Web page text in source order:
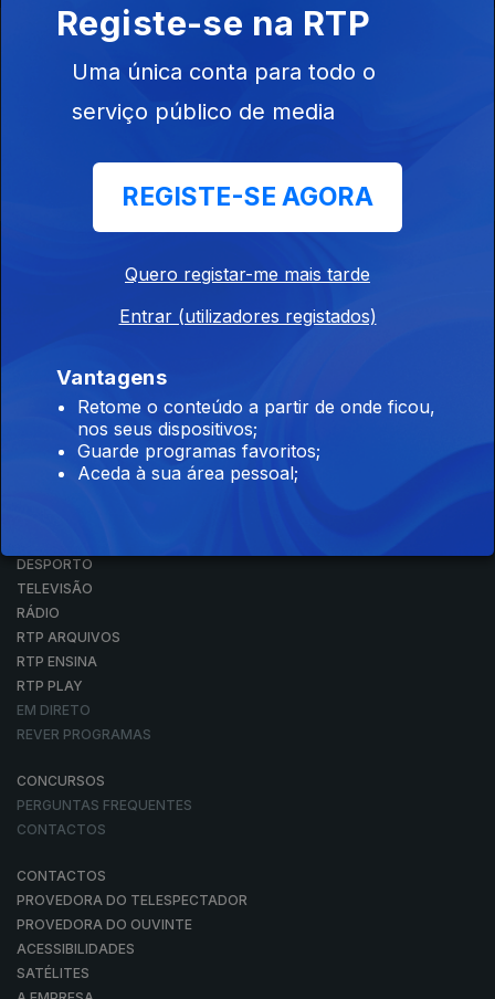
Instale a aplicaçãoRTP Play
Disponível para iOS, Android, Apple TV, Android TV e
DESPORTO
TELEVISÃO
RÁDIO
RTP ARQUIVOS
RTP ENSINA
RTP PLAY
EM DIRETO
REVER PROGRAMAS
CONCURSOS
PERGUNTAS FREQUENTES
CONTACTOS
CONTACTOS
PROVEDORA DO TELESPECTADOR
PROVEDORA DO OUVINTE
ACESSIBILIDADES
SATÉLITES
Registe-se na RTP
Uma única conta para todo o
serviço público de media
REGISTE-SE AGORA
Quero registar-me mais tarde
Entrar (utilizadores registados)
Vantagens
Retome o conteúdo a partir de onde ficou,
nos seus dispositivos;
Guarde programas favoritos;
Aceda à sua área pessoal;